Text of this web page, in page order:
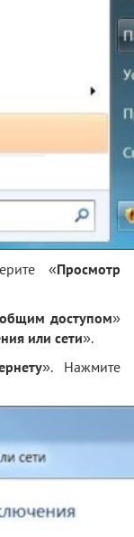
«Просмотр
доступом»
или сети».
». Нажмите